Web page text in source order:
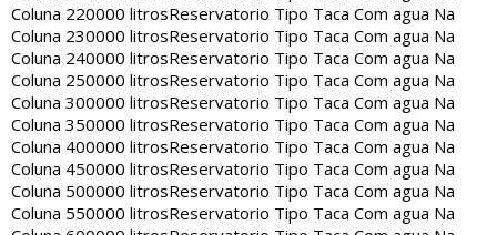
Coluna 220000 litrosReservatorio Tipo Taca Com agua Na
Coluna 230000 litrosReservatorio Tipo Taca Com agua Na
Coluna 240000 litrosReservatorio Tipo Taca Com agua Na
Coluna 250000 litrosReservatorio Tipo Taca Com agua Na
Coluna 300000 litrosReservatorio Tipo Taca Com agua Na
Coluna 350000 litrosReservatorio Tipo Taca Com agua Na
Coluna 400000 litrosReservatorio Tipo Taca Com agua Na
Coluna 450000 litrosReservatorio Tipo Taca Com agua Na
Coluna 500000 litrosReservatorio Tipo Taca Com agua Na
Coluna 550000 litrosReservatorio Tipo Taca Com agua Na